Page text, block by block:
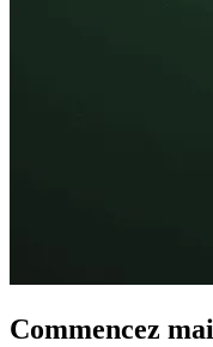
Commencez